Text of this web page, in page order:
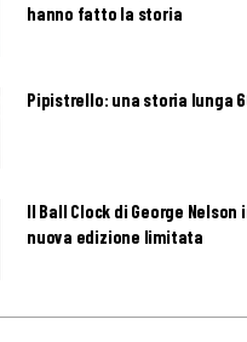
hanno fatto la storia
Pipistrello: una storia lunga
Il Ball Clock di George Nelson
nuova edizione limitata